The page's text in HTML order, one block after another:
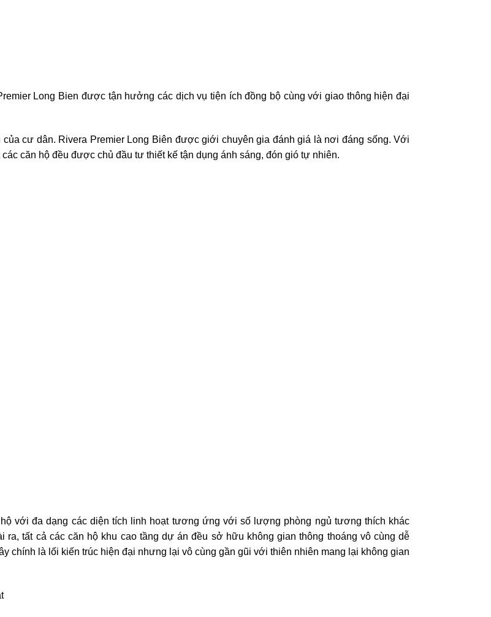
Long Bien được tận hưởng các dịch vụ tiện ích đồng bộ cùng với giao thông hiện đại
cư dân. Rivera Premier Long Biên được giới chuyên gia đánh giá là nơi đáng sống. Với
căn hộ đều được chủ đầu tư thiết kế tận dụng ánh sáng, đón gió tự nhiên.
với đa dạng các diện tích linh hoạt tương ứng với số lượng phòng ngủ tương thích khác
tất cả các căn hộ khu cao tầng dự án đều sở hữu không gian thông thoáng vô cùng dễ
chính là lối kiến trúc hiện đại nhưng lại vô cùng gần gũi với thiên nhiên mang lại không gian